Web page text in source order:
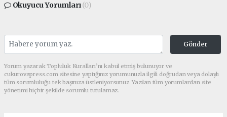
Okuyucu Yorumları(0)
Gönder
Yorum yazarak Topluluk Kuralları’nı kabul etmiş bulunuyor ve
cukurovapress.com sitesine yaptığınız yorumunuzla ilgili doğrudan veya dolaylı
tüm sorumluluğu tek başınıza üstleniyorsunuz. Yazılan tüm yorumlardan site
yönetimi hiçbir şekilde sorumlu tutulamaz.